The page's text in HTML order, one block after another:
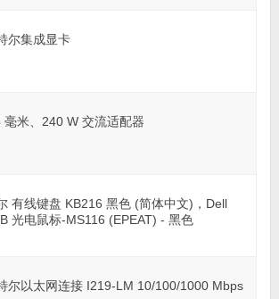
尔集成显卡
毫米、240 W 交流适配器
有线键盘 KB216 黑色 (简体中文)，Dell
光电鼠标-MS116 (EPEAT) - 黑色
尔以太网连接 I219-LM 10/100/1000 Mbps